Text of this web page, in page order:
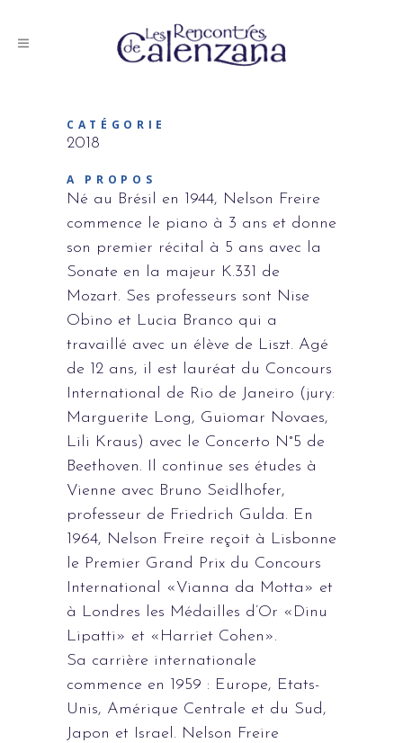
CATÉGORIE
2018
A PROPOS
Né au Brésil en 1944, Nelson Freire
commence le piano à 3 ans et donne
son premier récital à 5 ans avec la
Sonate en la majeur K.331 de
Mozart. Ses professeurs sont Nise
Obino et Lucia Branco qui a
travaillé avec un élève de Liszt. Agé
de 12 ans, il est lauréat du Concours
International de Rio de Janeiro (jury:
Marguerite Long, Guiomar Novaes,
Lili Kraus) avec le Concerto N°5 de
Beethoven. Il continue ses études à
Vienne avec Bruno Seidlhofer,
professeur de Friedrich Gulda. En
1964, Nelson Freire reçoit à Lisbonne
le Premier Grand Prix du Concours
International «Vianna da Motta» et
à Londres les Médailles d’Or «Dinu
Lipatti» et «Harriet Cohen».
Sa carrière internationale
commence en 1959 : Europe, Etats-
Unis, Amérique Centrale et du Sud,
Japon et Israel. Nelson Freire